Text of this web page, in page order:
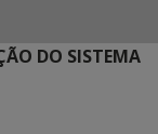
DO SISTEMA